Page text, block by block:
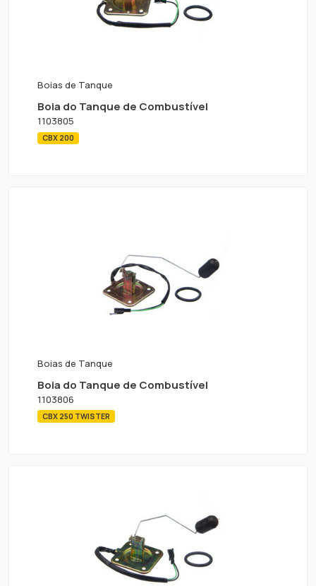
Boias de Tanque
Boia do Tanque de Combustível
1103805
CBX 200
Boias de Tanque
Boia do Tanque de Combustível
1103806
CBX 250 TWISTER